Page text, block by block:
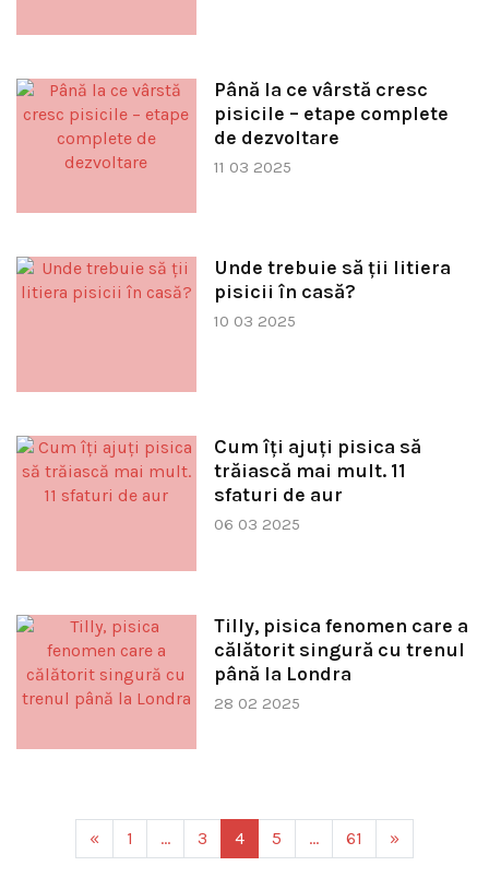
Până la ce vârstă cresc
pisicile – etape complete
de dezvoltare
11 03 2025
Unde trebuie să ții litiera
pisicii în casă?
10 03 2025
Cum îți ajuți pisica să
trăiască mai mult. 11
sfaturi de aur
06 03 2025
Tilly, pisica fenomen care a
călătorit singură cu trenul
până la Londra
28 02 2025
« 1 … 3 4 5 … 61 »